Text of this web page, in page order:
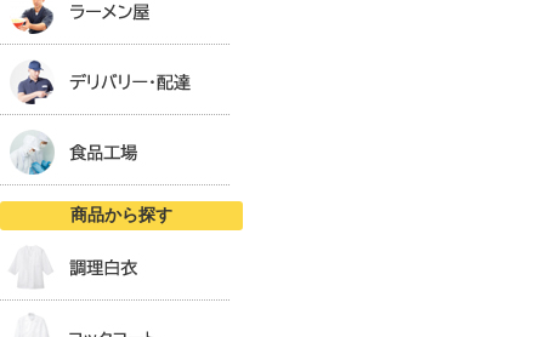
商品から探す